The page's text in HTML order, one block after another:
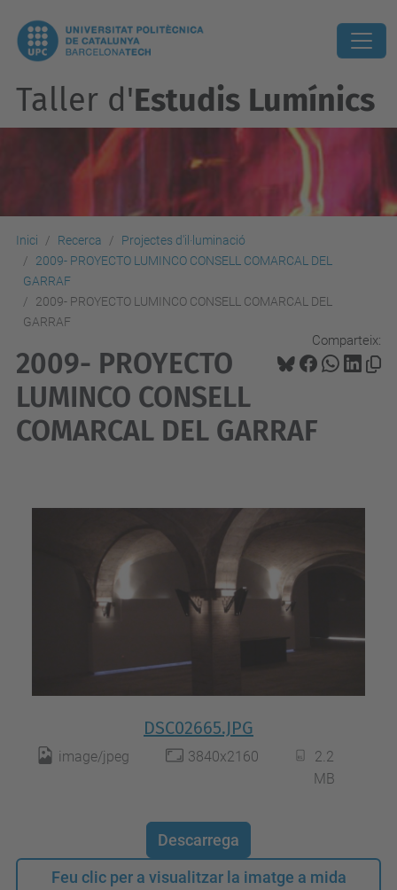
Taller d'Estudis Lumínics
Inici Recerca
Projectes d'il·luminació
2009- PROYECTO LUMINCO CONSELL COMARCAL DEL
GARRAF
2009- PROYECTO LUMINCO CONSELL COMARCAL DEL
GARRAF
Comparteix:
2009- PROYECTO
LUMINCO CONSELL
COMARCAL DEL GARRAF
DSC02665.JPG
image/jpeg 3840x2160
2.2
MB
Descarrega
Feu clic per a visualitzar la imatge a mida